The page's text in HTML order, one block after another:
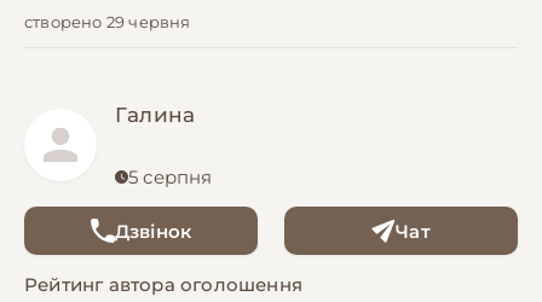
створено 29 червня
Галина
5 серпня
Дзвінок Чат
Рейтинг автора оголошення